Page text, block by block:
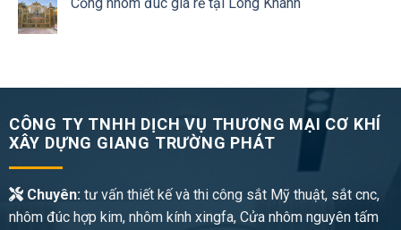
Cổng nhôm đúc giá rẻ tại Long Khánh
CÔNG TY TNHH DỊCH VỤ THƯƠNG MẠI CƠ KHÍ
XÂY DỰNG GIANG TRƯỜNG PHÁT
Chuyên:tư vấn thiết kế và thi công sắt Mỹ thuật, sắt cnc,
nhôm đúc hợp kim, nhôm kính xingfa, Cửa nhôm nguyên tấm